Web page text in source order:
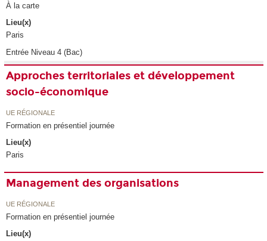
À la carte
Lieu(x)
Paris
Entrée Niveau 4 (Bac)
Approches territoriales et développement
socio-économique
UE RÉGIONALE
Formation en présentiel journée
Lieu(x)
Paris
Management des organisations
UE RÉGIONALE
Formation en présentiel journée
Lieu(x)